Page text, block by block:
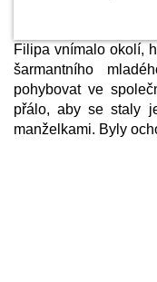
Filipa vnímalo okolí,
šarmantního
pohybovat ve
přálo, aby se staly
manželkami. Byly